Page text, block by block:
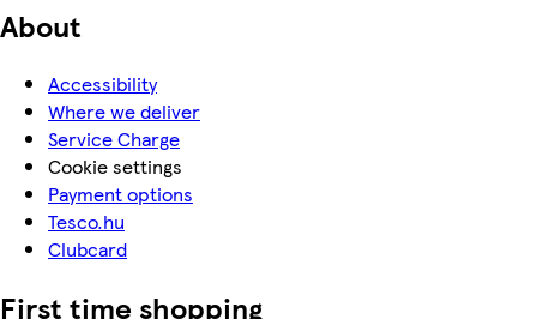
About
Accessibility
Where we deliver
Service Charge
Cookie settings
Payment options
Tesco.hu
Clubcard
First time shopping